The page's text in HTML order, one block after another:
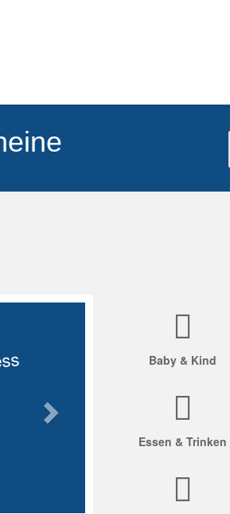
Baby & Kind
Essen & Trinken